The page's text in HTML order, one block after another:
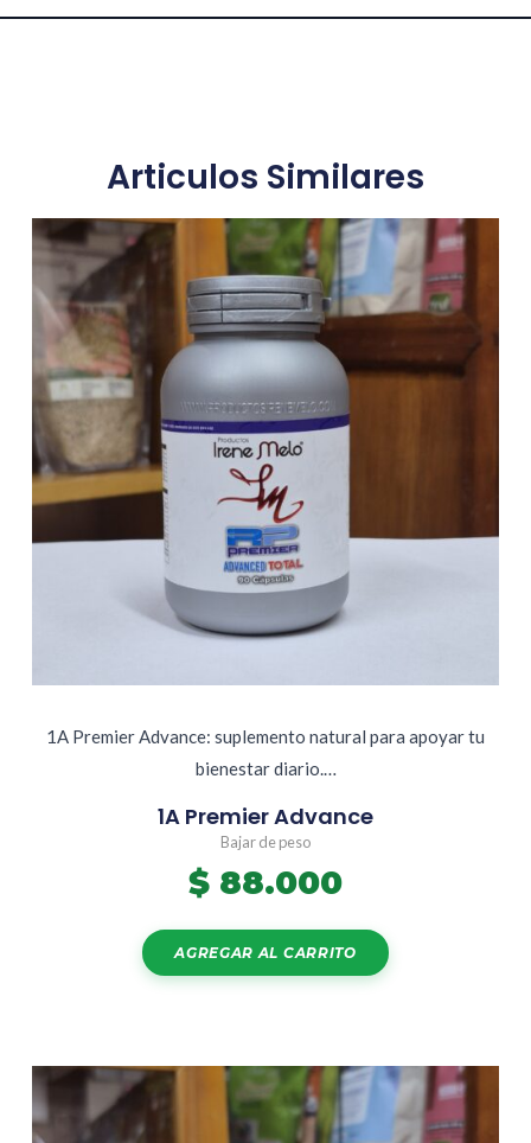
Articulos Similares
1A Premier Advance: suplemento natural para apoyar tu
bienestar diario.…
1A Premier Advance
Bajar de peso
$ 88.000
AGREGAR AL CARRITO